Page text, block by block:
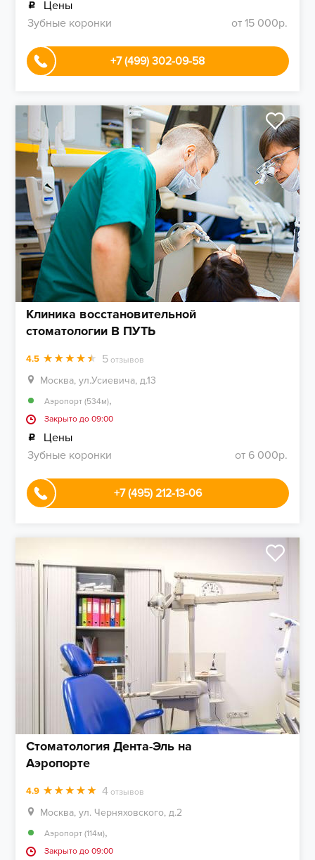
Цены
Зубные коронки
от 15 000р.
+7 (499) 302-09-58
Клиника восстановительной
стоматологии В ПУТЬ
4.5 5 отзывов
Москва, ул.Усиевича, д.13
Аэропорт (534м),
Закрыто до 09:00
Цены
Зубные коронки
от 6 000р.
+7 (495) 212-13-06
Стоматология Дента-Эль на
Аэропорте
4.9 4 отзывов
Москва, ул. Черняховского, д.2
Аэропорт (114м),
Закрыто до 09:00